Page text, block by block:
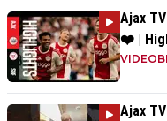
Ajax
❤️ |
Ajax